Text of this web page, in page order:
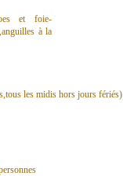
et foie-
à la
les midis hors jours fériés)